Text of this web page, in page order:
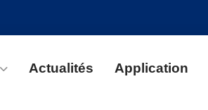
Actualités Application